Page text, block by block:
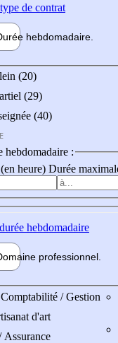
de contrat
hebdomadaire
(20)
(29)
(40)
hebdomadaire :
heure) Durée
hebdomadaire
professionnel
/ Gestion
d'art
Assurance